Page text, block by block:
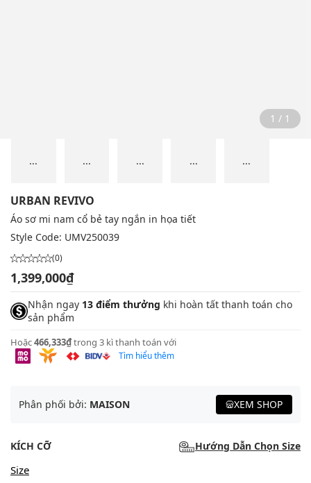
1 / 1
... ... ... ... ...
URBAN REVIVO
Áo sơ mi nam cổ bẻ tay ngắn in họa tiết
Style Code: UMV250039
(0)
1,399,000₫
Nhận ngay 13 điểm thưởng khi hoàn tất thanh toán cho
sản phẩm
Hoặc466,333₫trong 3 kì thanh toán với
Tìm hiểu thêm
Phân phối bởi: MAISON XEM SHOP
KÍCH CỠ Hướng Dẫn Chọn Size
Size